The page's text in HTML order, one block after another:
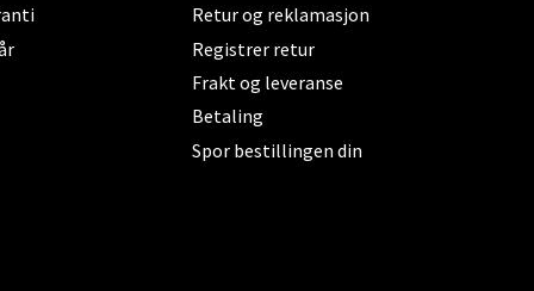
Retur og reklamasjon
Registrer retur
Frakt og leveranse
Betaling
Spor bestillingen din